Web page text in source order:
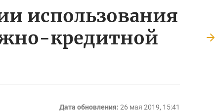
использования
кредитной
Дата обновления: 26 мая 2019, 15:41